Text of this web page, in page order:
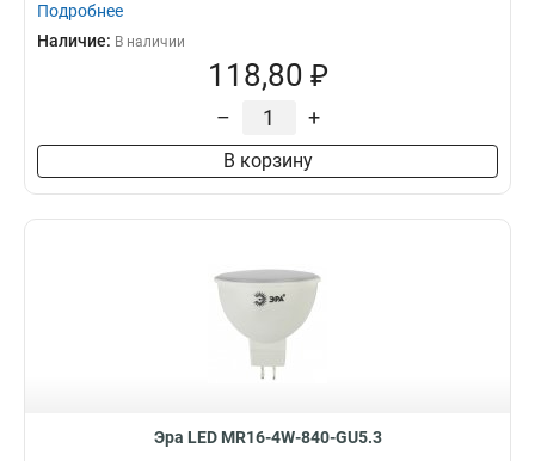
Подробнее
Наличие: В наличии
118,80 ₽
– +
В корзину
Эра LED MR16-4W-840-GU5.3